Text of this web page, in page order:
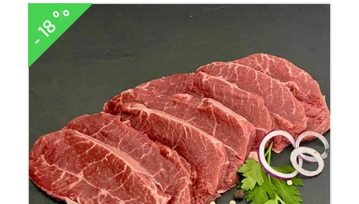
- 18 %